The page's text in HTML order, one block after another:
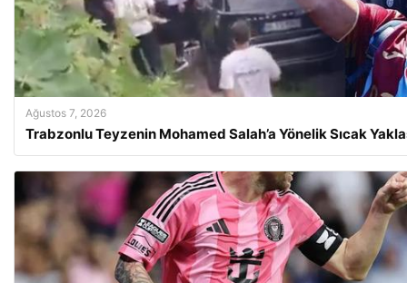
Ağustos 7, 2026
Trabzonlu Teyzenin Mohamed Salah’a Yönelik Sıcak